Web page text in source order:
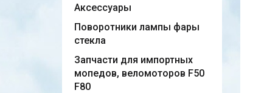
Аксессуары
Поворотники лампы фары
стекла
Запчасти для импортных
мопедов, веломоторов F50
F80